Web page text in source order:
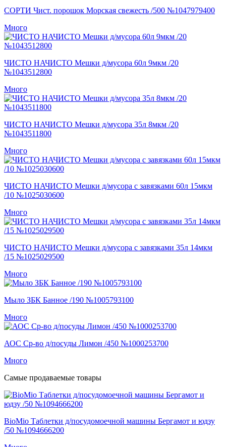
СОРТИ Чист. порошок Морская свежесть /500 №1047979400
Много
ЧИСТО НАЧИСТО Мешки д/мусора 60л 9мкм /20
№1043512800
Много
ЧИСТО НАЧИСТО Мешки д/мусора 35л 8мкм /20
№1043511800
Много
ЧИСТО НАЧИСТО Мешки д/мусора с завязками 60л 15мкм
/10 №1025030600
Много
ЧИСТО НАЧИСТО Мешки д/мусора с завязками 35л 14мкм
/15 №1025029500
Много
Мыло ЗБК Банное /190 №1005793100
Много
АОС Ср-во д/посуды Лимон /450 №1000253700
Много
Самые продаваемые товары
BioMio Таблетки д/посудомоечной машины Бергамот и юдзу
/50 №1094666200